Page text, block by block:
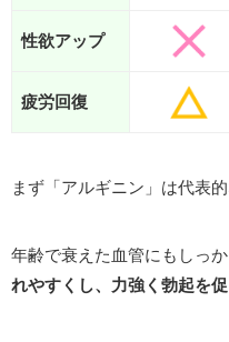
性欲アップ
疲労回復
まず「アルギニン」は代表
年齢で衰えた血管にもしっ
れやすくし、力強く勃起を促